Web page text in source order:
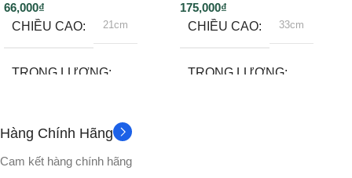
66,000₫
CHIỀU CAO
21cm
TRỌNG LƯỢNG
PHỤ KIỆN Không
175,000₫
CHIỀU CAO
33cm
TRỌNG LƯỢNG
Hàng Chính Hãng
Cam kết hàng chính hãng